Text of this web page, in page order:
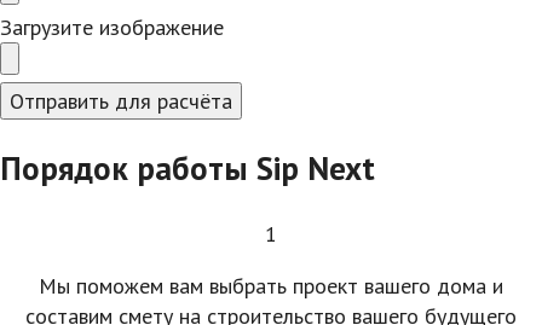
Загрузите изображение
Отправить для расчёта
Порядок работы Sip Next
1
Мы поможем вам выбрать проект вашего дома и
составим смету на строительство вашего будущего